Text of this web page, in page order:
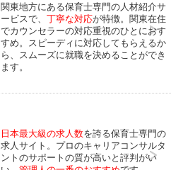
関東地方にある保育士専門の人材紹介サ
ービスで、丁寧な対応が特徴。関東在住
でカウンセラーの対応重視のひとにおす
すめ。スピーディに対応してもらえるか
ら、スムーズに就職を決めることができ
ます。
日本最大級の求人数を誇る保育士専門の
求人サイト。プロのキャリアコンサルタ
ントのサポートの質が高いと評判がい